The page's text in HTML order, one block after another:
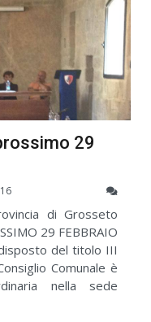
29
di Grosseto
29 FEBBRAIO
del titolo III
Comunale è
nella sede